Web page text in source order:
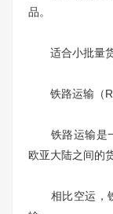
品。
适合小批量货
铁路运输（
铁路运输是一
欧亚大陆之间的
相比空运，铁